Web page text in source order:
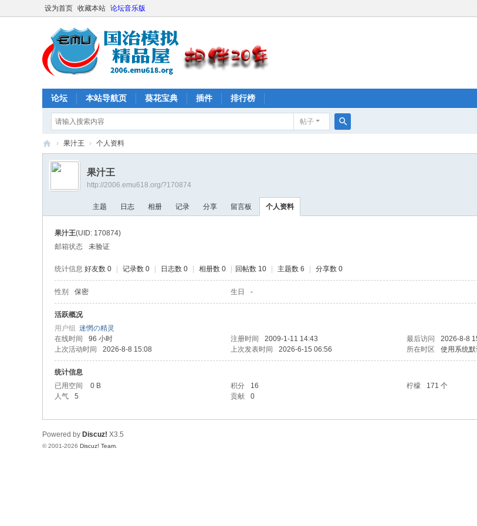
设为首页 收藏本站 论坛音乐版
论坛 本站导航页 葵花宝典 插件 排行榜
帖子
索
E
› 果汁王 › 个人资料
果汁王
http://2006.emu618.org/?170874
主题 日志 相册 记录 分享 留言板 个人资料
果汁王(UID: 170874)
邮箱状态
未验证
统计信息 好友数 0 记录数 0 日志数 0 相册数 0 回帖数 10 主题数 6 分享数 0
性别 保密 生日 -
活跃概况
用户组 迷惘の精灵
在线时间
96 小时 注册时间 2009-1-11 14:43 最后访问
2026-8-8
上次活动时间
2026-8-8 15:08 上次发表时间 2026-6-15 06:56 所在时区 使用系统默
统计信息
已用空间
0 B 积分 16 柠檬
171 个
人气
5 贡献 0
Powered by Discuz! X3.5
© 2001-2026 Discuz! Team